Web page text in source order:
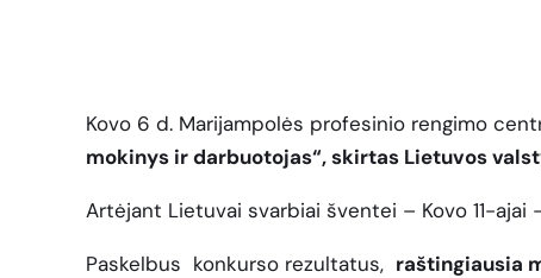
Kovo 6 d. Marijampolės profesinio rengimo
mokinys ir darbuotojas“, skirtas Lietuvos
Artėjant Lietuvai svarbiai šventei – Kovo 11-
Paskelbus konkurso rezultatus, raštingiausia